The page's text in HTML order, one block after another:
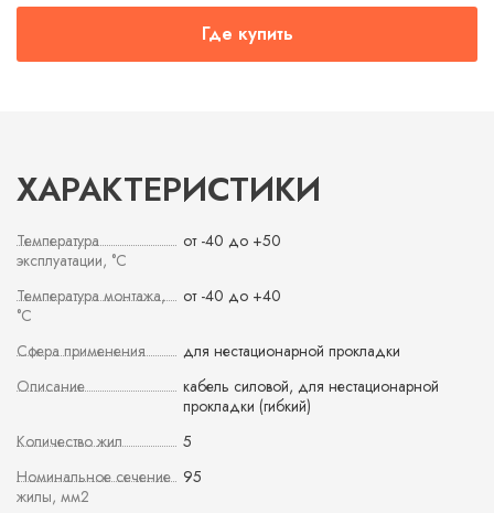
Где купить
ХАРАКТЕРИСТИКИ
Температура
эксплуатации, °С
от -40 до +50
Температура монтажа,
°С
от -40 до +40
Сфера применения
для нестационарной прокладки
Описание
кабель силовой, для нестационарной
прокладки (гибкий)
Количество жил
5
Номинальное сечение
жилы, мм2
95